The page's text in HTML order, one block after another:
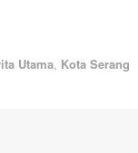
Utama, Kota Serang